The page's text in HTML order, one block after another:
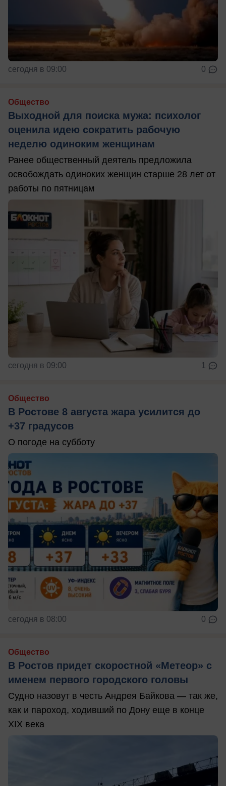
сегодня в 09:00 0
Общество
Выходной для поиска мужа: психолог
оценила идею сократить рабочую
неделю одиноким женщинам
Ранее общественный деятель предложила
освобождать одиноких женщин старше 28 лет от
работы по пятницам
сегодня в 09:00 1
Общество
В Ростове 8 августа жара усилится до
+37 градусов
О погоде на субботу
сегодня в 08:00 0
Общество
В Ростов придет скоростной «Метеор» с
именем первого городского головы
Судно назовут в честь Андрея Байкова — так же,
как и пароход, ходивший по Дону еще в конце
XIX века